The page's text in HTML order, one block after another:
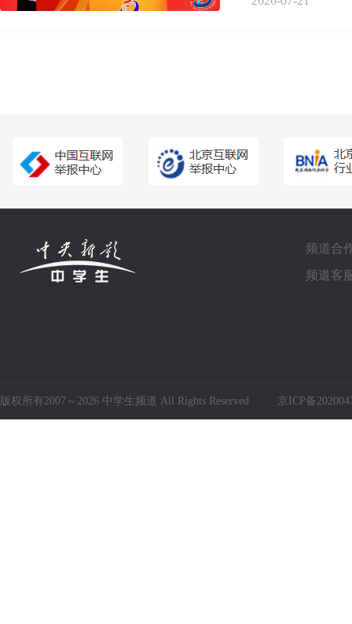
频道合
频道客
版权所有2007～2026 中学生频道 All Rights Reserved 京ICP备